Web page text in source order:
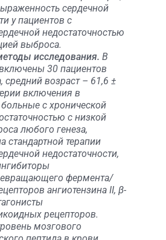
сердечной
у пациентов с
недостаточностью
выброса.
исследования. В
30 пациентов
средний возраст – 61,6 ±
включения в
с хронической
с низкой
любого генеза,
стандартной терапии
недостаточности,
фермента/
ангиотензина II, β-
рецепторов.
мозгового